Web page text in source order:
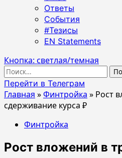
Ответы
События
#Тезисы
EN Statements
Кнопка: светлая/темная
Найти:
Перейти в Телеграм
Главная »Финтройка » Рост
сдерживание курса ₽
Финтройка
Рост вложений в